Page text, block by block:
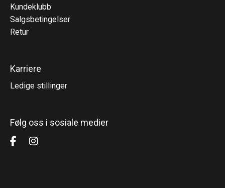
Kundeklubb
Salgsbetingelser
Retur
Karriere
Ledige stillinger
Følg oss i sosiale medier